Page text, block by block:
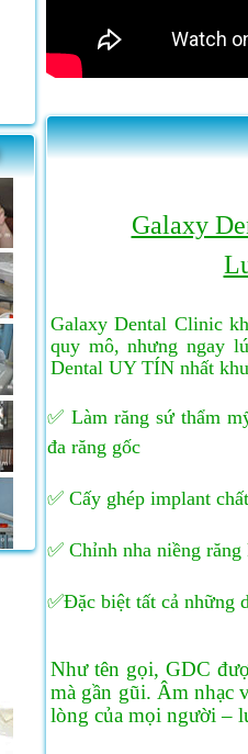
Galaxy
Galaxy Dental Clinic
quy mô, nhưng ngay
Dental UY TÍN nhất
✅ Làm răng sứ thẩm
đa răng gốc
✅ Cấy ghép implant
✅ Chỉnh nha niềng
✅Đặc biệt tất cả những
Như tên gọi, GDC
mà gần gũi. Âm nhạc
lòng của mọi người –